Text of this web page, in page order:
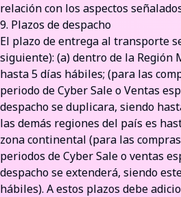
relación con los aspectos
9. Plazos de despacho
El plazo de entrega al transporte
siguiente): (a) dentro de la Región
hasta 5 días hábiles; (para las
periodo de Cyber Sale o Ventas
despacho se duplicara, siendo
las demás regiones del país es
zona continental (para las
periodos de Cyber Sale o ventas
despacho se extenderá, siendo
hábiles). A estos plazos debe